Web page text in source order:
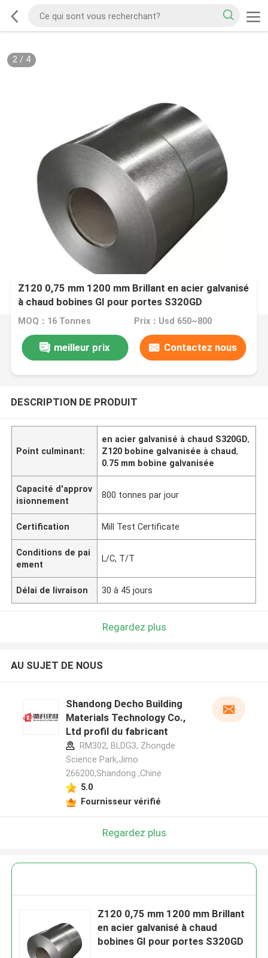
2/ 4
Z120 0,75 mm 1200 mm Brillant en acier galvanisé
à chaud bobines GI pour portes S320GD
MOQ：16 Tonnes Prix：Usd 650~800
meilleur prix Contactez nous
DESCRIPTION DE PRODUIT
Point culminant:
en acier galvanisé à chaud S320GD,
Z120 bobine galvanisée à chaud,
0.75 mm bobine galvanisée
Capacité d'approv
isionnement
800 tonnes par jour
Certification Mill Test Certificate
Conditions de pai
ement
L/C, T/T
Délai de livraison 30 à 45 jours
Regardez plus
AU SUJET DE NOUS
Shandong Decho Building
Materials Technology Co.,
Ltd profil du fabricant
RM302, BLDG3, Zhongde
Science Park,Jimo
266200,Shandong ,Chine
5.0
Fournisseur vérifié
Regardez plus
Z120 0,75 mm 1200 mm Brillant
en acier galvanisé à chaud
bobines GI pour portes S320GD